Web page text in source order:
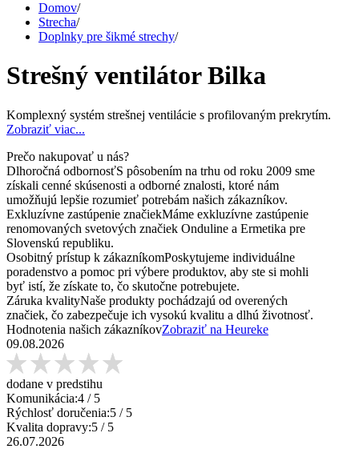
Domov/
Strecha/
Doplnky pre šikmé strechy/
Strešný ventilátor Bilka
Komplexný systém strešnej ventilácie s profilovaným prekrytím.
Zobraziť viac...
Prečo nakupovať u nás?
Dlhoročná odbornosťS pôsobením na trhu od roku 2009 sme
získali cenné skúsenosti a odborné znalosti, ktoré nám
umožňujú lepšie rozumieť potrebám našich zákazníkov.
Exkluzívne zastúpenie značiekMáme exkluzívne zastúpenie
renomovaných svetových značiek Onduline a Ermetika pre
Slovenskú republiku.
Osobitný prístup k zákazníkomPoskytujeme individuálne
poradenstvo a pomoc pri výbere produktov, aby ste si mohli
byť istí, že získate to, čo skutočne potrebujete.
Záruka kvalityNaše produkty pochádzajú od overených
značiek, čo zabezpečuje ich vysokú kvalitu a dlhú životnosť.
Hodnotenia našich zákazníkovZobraziť na Heureke
09.08.2026
dodane v predstihu
Komunikácia:4 / 5
Rýchlosť doručenia:5 / 5
Kvalita dopravy:5 / 5
26.07.2026